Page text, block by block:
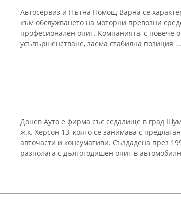
Автосервиз и Пътна Помощ Варна се
към обслужването на моторни превозни
професионален опит. Компанията, с повече
усъвършенстване, заема стабилна позиция ...
Донев Ауто е фирма със седалище в град
ж.к. Херсон 13, която се занимава с
авточасти и консумативи. Създадена през
разполага с дългогодишен опит в